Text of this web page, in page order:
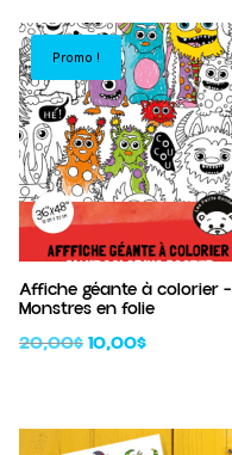
Promo !
Affiche géante à colorier –
Monstres en folie
20,00$Le
était :
10,00$Le
est :